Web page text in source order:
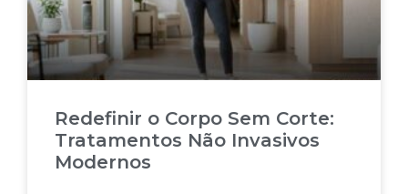
Redefinir o Corpo Sem Corte:
Tratamentos Não Invasivos
Modernos